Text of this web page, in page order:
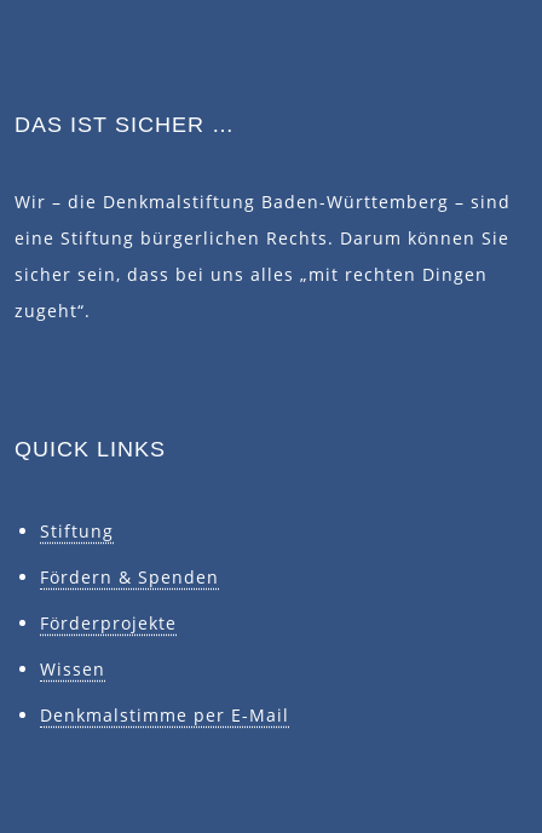
DAS IST SICHER …
Wir – die Denkmalstiftung Baden-Württemberg – sind
eine Stiftung bürgerlichen Rechts. Darum können Sie
sicher sein, dass bei uns alles „mit rechten Dingen
zugeht“.
QUICK LINKS
Stiftung
Fördern & Spenden
Förderprojekte
Wissen
Denkmalstimme per E-Mail